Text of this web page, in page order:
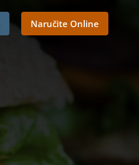
Naručite Online